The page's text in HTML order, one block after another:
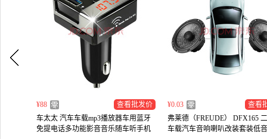
¥88
查看批发价
车太太 汽车车载mp3播放器车用蓝牙
免提电话多功能影音音乐随车听手机
¥0.03
查看
弗莱德（FREUDE） DFX165
车载汽车音响喇叭改装套装低